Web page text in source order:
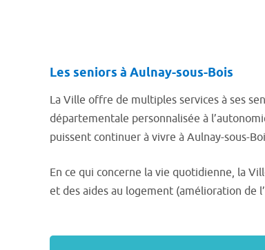
Les seniors à Aulnay-sous-Bois
La Ville offre de multiples services à ses
départementale personnalisée à
puissent continuer à vivre à Aulnay-sous-
En ce qui concerne la vie quotidienne, la
et des aides au logement (amélioration de